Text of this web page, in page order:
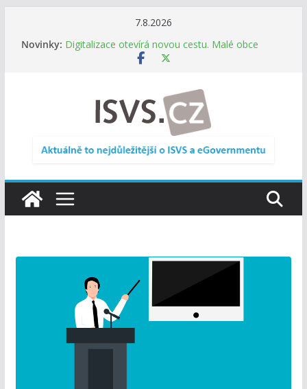
7.8.2026
Novinky: Digitalizace otevírá novou cestu. Malé obce
nemusí zanikat, mohou více spolupracovat
DIA: Informační systém dlouhodobého řízení
(ISDŘ) je od července v plném provozu
RVIS – Výbor pro architekturu a řízení ICT
zveřejnil materiály z nového jednání
Informace o obcích vždy po ruce. SMS ČR spouští